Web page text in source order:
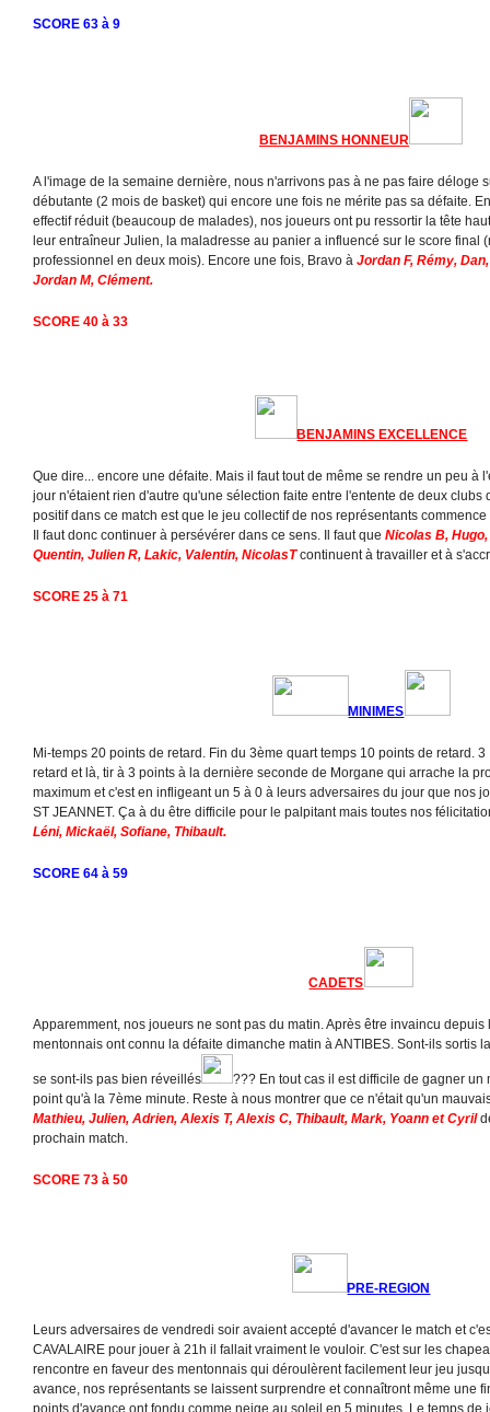
SCORE 63 à 9
BENJAMINS HONNEUR
A l'image de la semaine dernière, nous n'arrivons pas à ne pas faire déloge
débutante (2 mois de basket) qui encore une fois ne mérite pas sa défaite.
effectif réduit (beaucoup de malades), nos joueurs ont pu ressortir la tête
leur entraîneur Julien, la maladresse au panier a influencé sur le score final
professionnel en deux mois). Encore une fois, Bravo à Jordan F, Rémy,
Jordan M, Clément.
SCORE 40 à 33
BENJAMINS EXCELLENCE
Que dire... encore une défaite. Mais il faut tout de même se rendre un peu à
jour n'étaient rien d'autre qu'une sélection faite entre l'entente de deux clubs
positif dans ce match est que le jeu collectif de nos représentants
Il faut donc continuer à persévérer dans ce sens. Il faut que Nicolas B,
Quentin, Julien R, Lakic, Valentin, NicolasTcontinuent à travailler et à
SCORE 25 à 71
MINIMES
Mi-temps 20 points de retard. Fin du 3ème quart temps 10 points de retard.
retard et là, tir à 3 points à la dernière seconde de Morgane qui arrache la
maximum et c'est en infligeant un 5 à 0 à leurs adversaires du jour que nos
ST JEANNET. Ça à du être difficile pour le palpitant mais toutes nos
Léni, Mickaël, Sofiane, Thibault.
SCORE 64 à 59
CADETS
Apparemment, nos joueurs ne sont pas du matin. Après être invaincu
mentonnais ont connu la défaite dimanche matin à ANTIBES. Sont-ils sortis
se sont-ils pas bien réveillés
??? En tout cas il est difficile de gagner
point qu'à la 7ème minute. Reste à nous montrer que ce n'était qu'un
Mathieu, Julien, Adrien, Alexis T, Alexis C, Thibault, Mark, Yoann et Cyril
prochain match.
SCORE 73 à 50
PRE-REGION
Leurs adversaires de vendredi soir avaient accepté d'avancer le match et
CAVALAIRE pour jouer à 21h il fallait vraiment le vouloir. C'est sur les
rencontre en faveur des mentonnais qui déroulèrent facilement leur jeu
avance, nos représentants se laissent surprendre et connaîtront même une
points d'avance ont fondu comme neige au soleil en 5 minutes. Le temps de